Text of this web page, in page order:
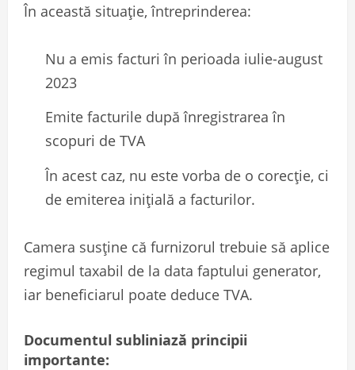
În această situație, întreprinderea:
Nu a emis facturi în perioada iulie-august
2023
Emite facturile după înregistrarea în
scopuri de TVA
În acest caz, nu este vorba de o corecție, ci
de emiterea inițială a facturilor.
Camera susține că furnizorul trebuie să aplice
regimul taxabil de la data faptului generator,
iar beneficiarul poate deduce TVA.
Documentul subliniază principii
importante: